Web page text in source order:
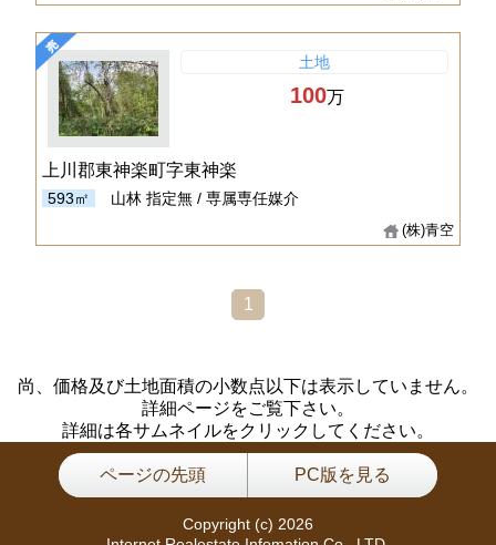
土地
100万
上川郡東神楽町字東神楽
593㎡ 山林 指定無 / 専属専任媒介
(株)青空
1
尚、価格及び土地面積の小数点以下は表示していません。
詳細ページをご覧下さい。
詳細は各サムネイルをクリックしてください。
ページの先頭 PC版を見る
Copyright (c) 2026